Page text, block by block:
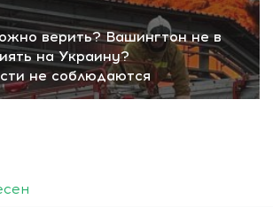
верить? Вашингтон не в
на Украину?
не соблюдаются